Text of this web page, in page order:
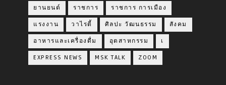
ยานยนต์ ราชการ ราชการ การเมือง
แรงงาน วาไรตี้ ศิลปะ วัฒนธรรม สังคม
อาหารและเครื่องดื่ม อุตสาหกรรม เ
EXPRESS NEWS MSK TALK ZOOM